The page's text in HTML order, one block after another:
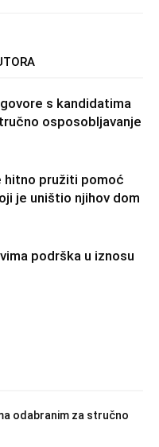
s kandidatima
osposobljavanje
hitno pružiti pomoć
je uništio njihov dom
podrška u iznosu
odabranim za stručno